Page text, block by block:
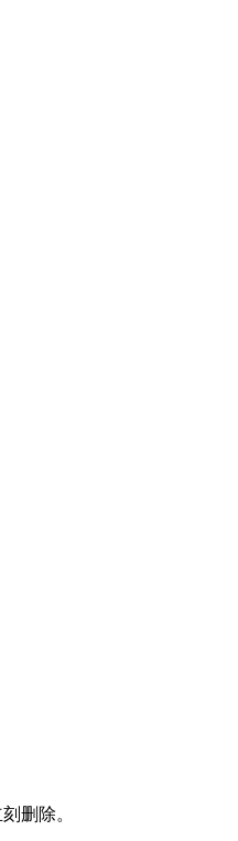
删除。